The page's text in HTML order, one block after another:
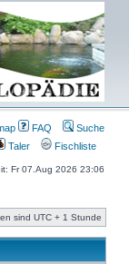
FAQ
Suche
Taler Fischliste
Fr 07.Aug 2026 23:06
sind UTC + 1 Stunde